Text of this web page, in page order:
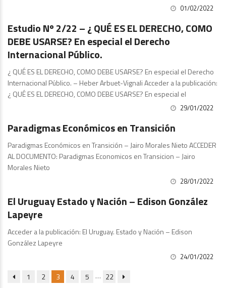
01/02/2022
Estudio Nº 2/22 – ¿ QUÉ ES EL DERECHO, COMO
DEBE USARSE? En especial el Derecho
Internacional Público.
¿ QUÉ ES EL DERECHO, COMO DEBE USARSE? En especial el Derecho
Internacional Público. – Heber Arbuet-Vignali Acceder a la publicación:
¿ QUÉ ES EL DERECHO, COMO DEBE USARSE? En especial el
29/01/2022
Paradigmas Económicos en Transición
Paradigmas Económicos en Transición – Jairo Morales Nieto ACCEDER
AL DOCUMENTO: Paradigmas Economicos en Transicion – Jairo
Morales Nieto
28/01/2022
El Uruguay Estado y Nación – Edison González
Lapeyre
Acceder a la publicación: El Uruguay. Estado y Nación – Edison
González Lapeyre
24/01/2022
1 2 3 4 5 … 22